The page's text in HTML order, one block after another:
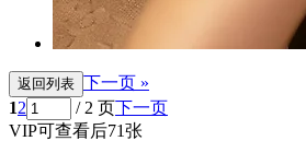
返回列表 下一页 »
12 / 2 页下一页
VIP可查看后71张